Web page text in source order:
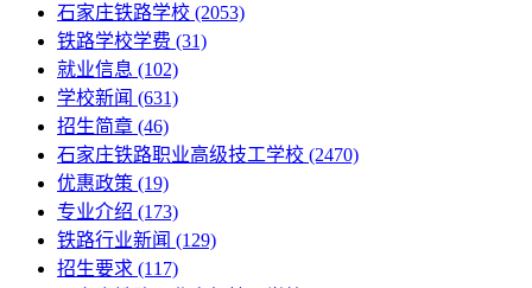
石家庄铁路学校 (2053)
铁路学校学费 (31)
就业信息 (102)
学校新闻 (631)
招生简章 (46)
石家庄铁路职业高级技工学校 (2470)
优惠政策 (19)
专业介绍 (173)
铁路行业新闻 (129)
招生要求 (117)